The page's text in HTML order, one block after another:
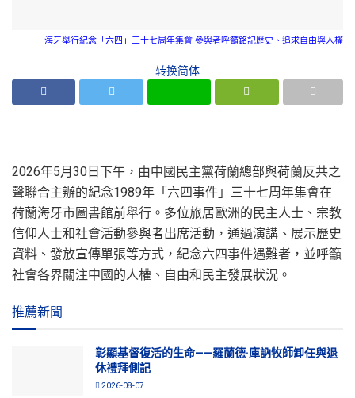
海牙舉行紀念「六四」三十七周年集會 參與者呼籲銘記歷史、追求自由與人權
转换简体
2026年5月30日下午，由中國民主黨荷蘭總部與荷蘭反共之
聲聯合主辦的紀念1989年「六四事件」三十七周年集會在
荷蘭海牙市圖書館前舉行。多位旅居歐洲的民主人士、宗教
信仰人士和社會活動參與者出席活動，通過演講、展示歷史
資料、發放宣傳單張等方式，紀念六四事件遇難者，並呼籲
社會各界關注中國的人權、自由和民主發展狀況。
推薦新聞
彰顯基督復活的生命——羅蘭德·庫訥牧師卸任與退
休禮拜側記
2026-08-07